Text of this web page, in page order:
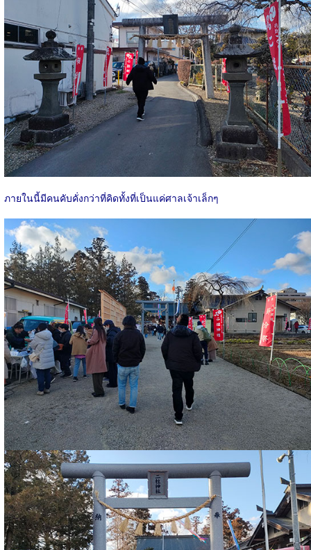
ภายในนี้มีคนคับคั่งกว่าที่คิดทั้งที่เป็นแค่ศาลเจ้าเล็กๆ